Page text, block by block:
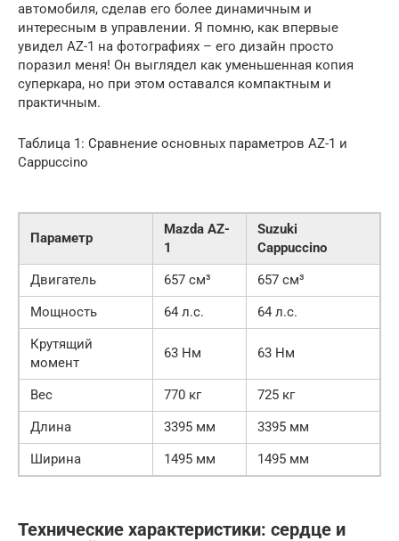
автомобиля, сделав его более динамичным и
интересным в управлении. Я помню, как впервые
увидел AZ-1 на фотографиях – его дизайн просто
поразил меня! Он выглядел как уменьшенная копия
суперкара, но при этом оставался компактным и
практичным.
Таблица 1: Сравнение основных параметров AZ-1 и
Cappuccino
Параметр
Mazda AZ-
1
Suzuki
Cappuccino
Двигатель
657 см³
657 см³
Мощность
64 л.с.
64 л.с.
Крутящий
момент
63 Нм 63 Нм
Вес 770 кг
725 кг
Длина
3395 мм
3395 мм
Ширина
1495 мм 1495 мм
Технические характеристики: сердце и